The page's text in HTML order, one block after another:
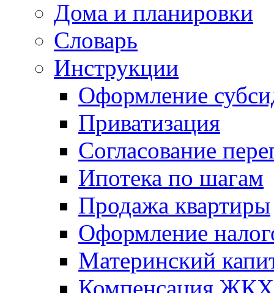
Дома и планировки
Словарь
Инструкции
Оформление
Приватизация
Согласование
Ипотека по шагам
Продажа квартиры
Оформление
Материнский
Компенсация ЖКХ